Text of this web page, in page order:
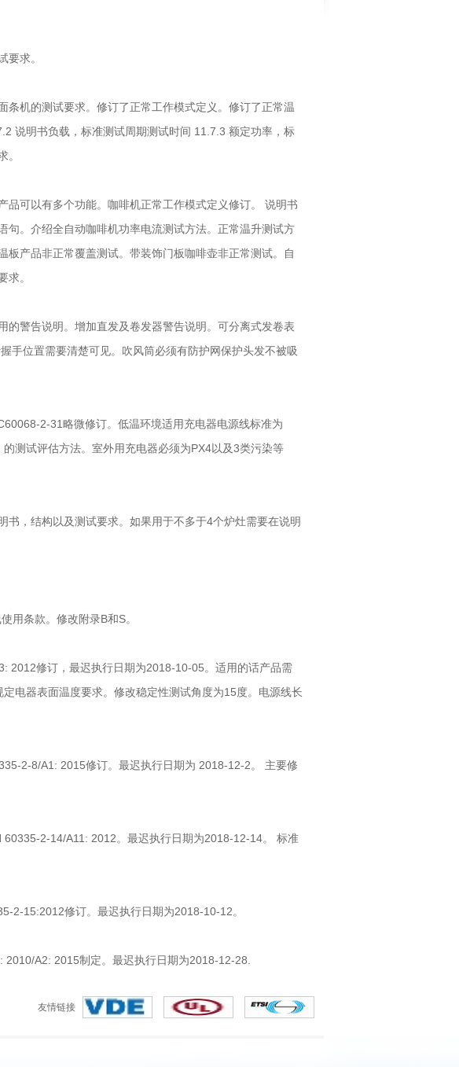
要求。
机的测试要求。修订了正常工作模式定义。修订了正常温
说明书负载，标准测试周期测试时间 11.7.3 额定功率，标
。
可以有多个功能。咖啡机正常工作模式定义修订。 说明书
。介绍全自动咖啡机功率电流测试方法。正常温升测试方
产品非正常覆盖测试。带装饰门板咖啡壶非正常测试。自
求。
警告说明。增加直发及卷发器警告说明。可分离式发卷表
手位置需要清楚可见。吹风筒必须有防护网保护头发不被吸
2-31略微修订。低温环境适用充电器电源线标准为
测试评估方法。室外用充电器必须为PX4以及3类污染等
，结构以及测试要求。如果用于不多于4个炉灶需要在说明
用条款。修改附录B和S。
2012修订，最迟执行日期为2018-10-05。适用的话产品需
电器表面温度要求。修改稳定性测试角度为15度。电源线长
2-8/A1: 2015修订。最迟执行日期为 2018-12-2。 主要修
2-14/A11: 2012。最迟执行日期为2018-12-14。 标准
2-15:2012修订。最迟执行日期为2018-10-12。
A2: 2015制定。最迟执行日期为2018-12-28.
友情链接